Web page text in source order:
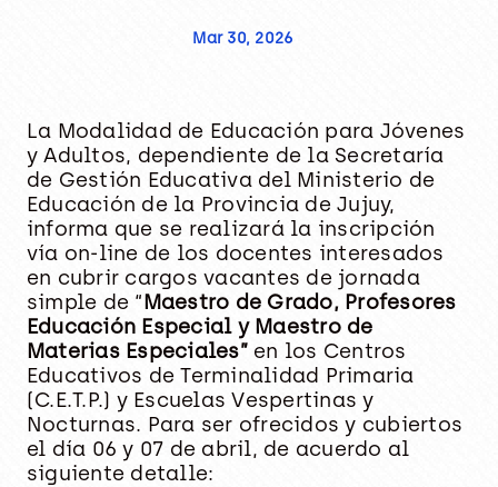
Mar 30, 2026
La Modalidad de Educación para Jóvenes
y Adultos, dependiente de la Secretaría
de Gestión Educativa del Ministerio de
Educación de la Provincia de Jujuy,
informa que se realizará la inscripción
vía on-line de los docentes interesados
en cubrir cargos vacantes de jornada
simple de “Maestro de Grado, Profesores
Educación Especial y Maestro de
Materias Especiales”en los Centros
Educativos de Terminalidad Primaria
(C.E.T.P.) y Escuelas Vespertinas y
Nocturnas. Para ser ofrecidos y cubiertos
el día 06 y 07 de abril, de acuerdo al
siguiente detalle: